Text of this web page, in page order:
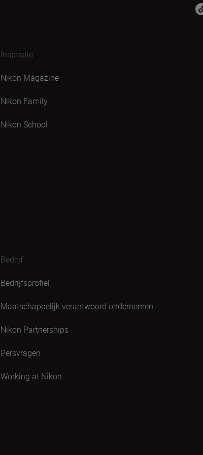
Inspiratie
Nikon Magazine
Nikon Family
Nikon School
Bedrijf
Bedrijfsprofiel
Maatschappelijk verantwoord ondernemen
Nikon Partnerships
Persvragen
Working at Nikon